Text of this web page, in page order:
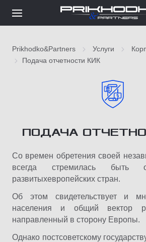
Prikhodko&Partners Услуги
Подача отчетности КИК
ПОДАЧА
Со времен обретения своей
всегда стремилась быть
развитыхевропейских стран.
Об этом свидетельствует и
населения и общий вектор
направленный в сторону Европы.
Однако постсоветскому